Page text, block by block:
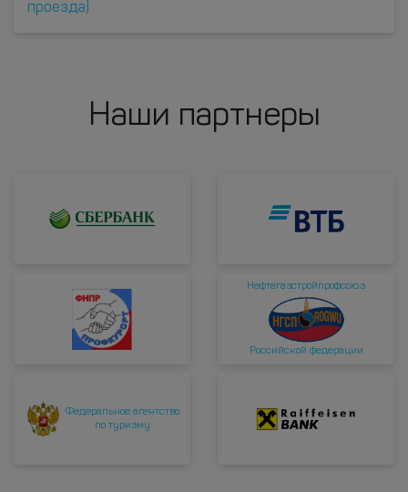
проезда)
Наши партнеры
Нефтегазстройпрофсоюз
Российской федерации
Федеральное агентство
по туризму